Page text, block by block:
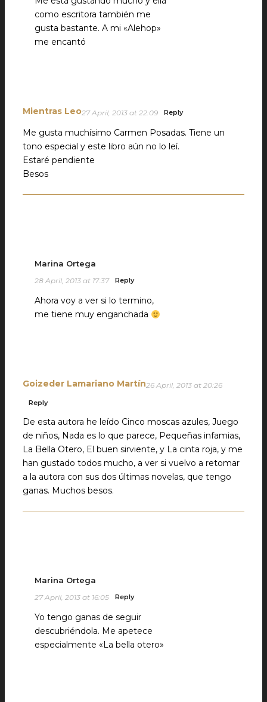
como escritora también me
gusta bastante. A mi «Alehop»
me encantó
Mientras Leo27 April, 2013 at 22:09 Reply
Me gusta muchísimo Carmen Posadas. Tiene un
tono especial y este libro aún no lo leí.
Estaré pendiente
Besos
Marina Ortega
28 April, 2013 at 17:37 Reply
Ahora voy a ver si lo termino,
me tiene muy enganchada
Goizeder Lamariano Martín26 April, 2013 at 20:26
Reply
De esta autora he leído Cinco moscas azules, Juego
de niños, Nada es lo que parece, Pequeñas infamias,
La Bella Otero, El buen sirviente, y La cinta roja, y me
han gustado todos mucho, a ver si vuelvo a retomar
a la autora con sus dos últimas novelas, que tengo
ganas. Muchos besos.
Marina Ortega
27 April, 2013 at 16:05 Reply
Yo tengo ganas de seguir
descubriéndola. Me apetece
especialmente «La bella otero»